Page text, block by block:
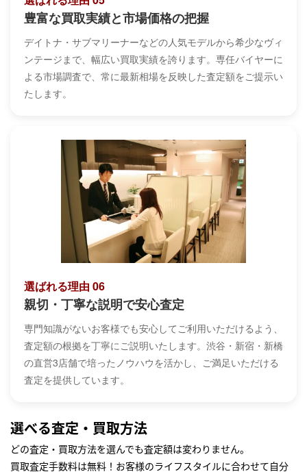
豊富な買取実績と市場価格の把握
デイトナ・サブマリーナーなどの人気モデルから希少なヴィ
ンテージまで、幅広い買取実績を誇ります。専任バイヤーに
よる市場調査で、常に最新相場を反映した査定額をご提示い
たします。
選ばれる理由 06
親切・丁寧な説明で安心査定
専門知識がないお客様でも安心してご利用いただけるよう、
査定額の根拠を丁寧にご説明いたします。渋谷・新宿・新橋
の直営3店舗で培ったノウハウを活かし、ご満足いただける
査定を提供しています。
選べる査定・買取方法
どの査定・買取方法を選んでも査定額は変わりません。
買取査定手数料は無料！お客様のライフスタイルに合わせて自分